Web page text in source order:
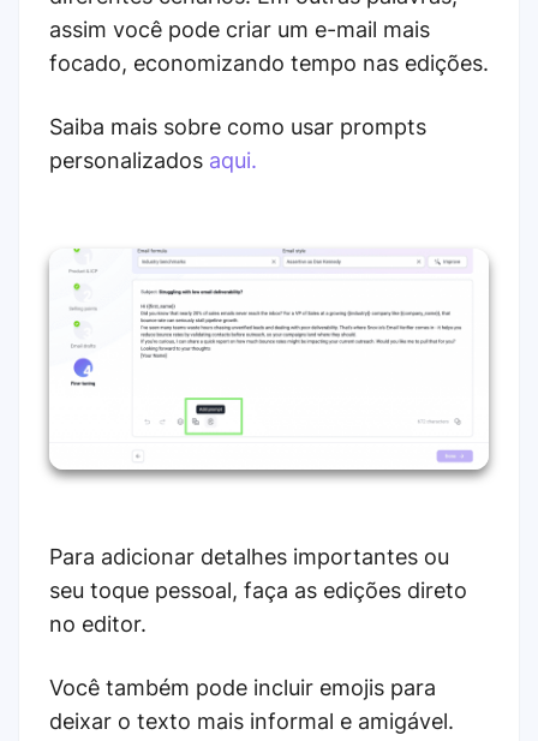
assim você pode criar um e-mail mais
focado, economizando tempo nas edições.
Saiba mais sobre como usar prompts
personalizados aqui.
Para adicionar detalhes importantes ou
seu toque pessoal, faça as edições direto
no editor.
Você também pode incluir emojis para
deixar o texto mais informal e amigável.